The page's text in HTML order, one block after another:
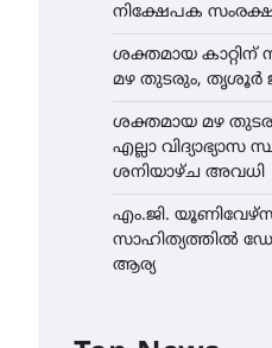
നിക്ഷേപക
ശക്തമായ കാറ്റിന്
മഴ തുടരും, തൃശൂർ
ശക്തമായ മഴ
എല്ലാ
ശനിയാഴ്ച അവധി
എം.ജി.
സാഹിത്യത്തിൽ
ആര്യ